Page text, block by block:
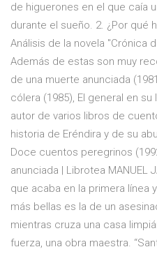
de higuerones en el que caía
durante el sueño. 2. ¿Por qué
Análisis de la novela "Crónica
Además de estas son muy
de una muerte anunciada
cólera (1985), El general en
autor de varios libros de
historia de Eréndira y de su
Doce cuentos peregrinos
anunciada | Librotea MANUEL
que acaba en la primera línea
más bellas es la de un
mientras cruza una casa
fuerza, una obra maestra.